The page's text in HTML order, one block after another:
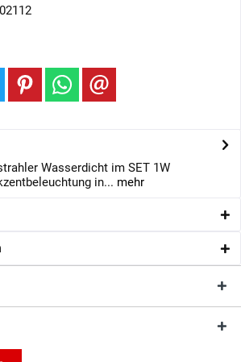
Wasserdicht im SET 1W
in... mehr